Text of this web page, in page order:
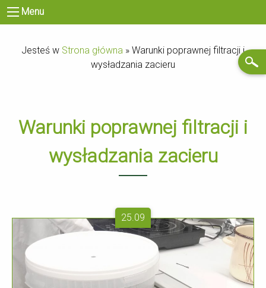
Menu
Jesteś w Strona główna » Warunki poprawnej filtracji i
wysładzania zacieru
Warunki poprawnej filtracji i
wysładzania zacieru
25.09